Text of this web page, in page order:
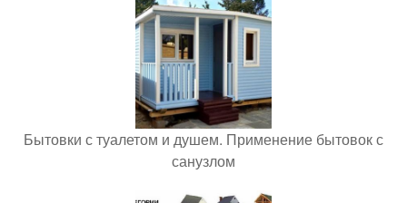
Бытовки с туалетом и душем. Применение бытовок с
санузлом